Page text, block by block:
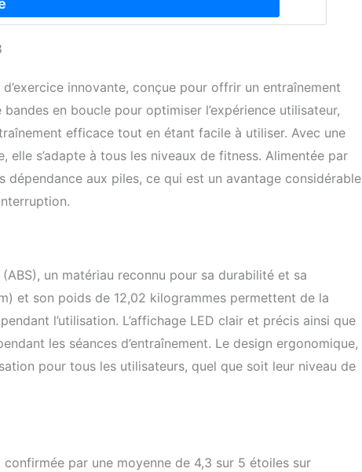
innovante, conçue pour offrir un entraînement
en boucle pour optimiser l’expérience utilisateur,
efficace tout en étant facile à utiliser. Avec une
s’adapte à tous les niveaux de fitness. Alimentée par
aux piles, ce qui est un avantage considérable
un matériau reconnu pour sa durabilité et sa
et son poids de 12,02 kilogrammes permettent de la
l’utilisation. L’affichage LED clair et précis ainsi que
les séances d’entraînement. Le design ergonomique,
pour tous les utilisateurs, quel que soit leur niveau de
par une moyenne de 4,3 sur 5 étoiles sur